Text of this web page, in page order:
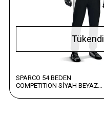
Tükendi
SPARCO 54 BEDEN
COMPETITION SİYAH BEYAZ